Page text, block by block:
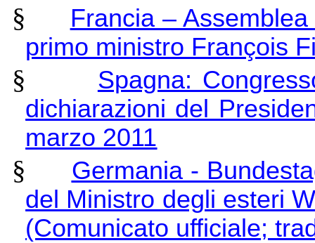
§
Francia –
primo ministro François
§
Spagna:
dichiarazioni del
marzo 2011
§
Germania -
del Ministro degli esteri
(Comunicato ufficiale;